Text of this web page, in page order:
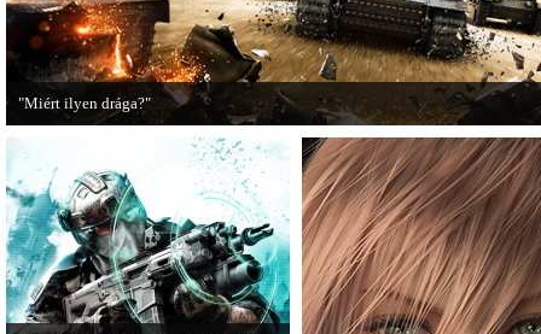
"Miért ilyen drága?"
A PC Guru utánajárt, miért kerülnek olyan sokba a AAA-kategóriás